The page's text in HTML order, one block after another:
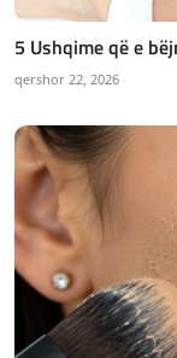
5 Ushqime që e
qershor 22, 2026